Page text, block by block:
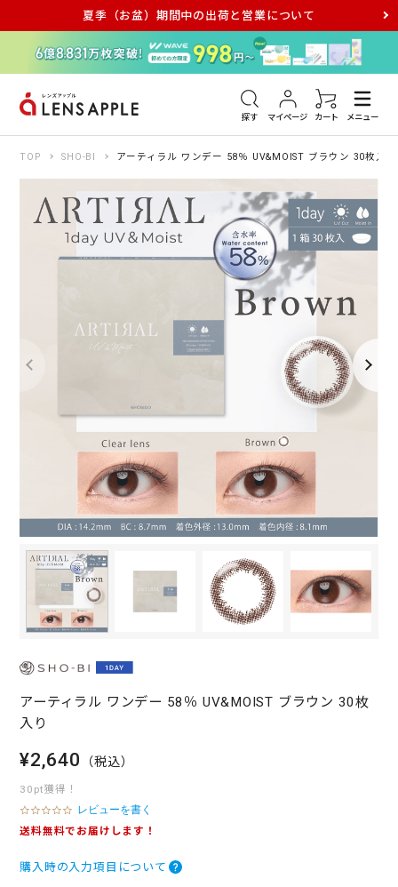
夏季（お盆）期間中の出荷と営業について
探す マイページ カート メニュー
アキュビュー メダリスト メガネ
TOP SHO-BI アーティラル ワンデー 58％ UV&MOIST ブラウン 30枚入り
アーティラル ワンデー 58％ UV&MOIST ブラウン 30枚
入り
¥2,640 （税込）
30pt獲得！
0
.
t
レビューを書く
送料無料でお届けします！
購入時の入力項目について